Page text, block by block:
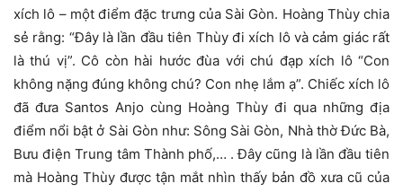
xích lô – một điểm đặc trưng của Sài Gòn. Hoàng Thùy chia
sẻ rằng: “Đây là lần đầu tiên Thùy đi xích lô và cảm giác rất
là thú vị”. Cô còn hài hước đùa với chú đạp xích lô “Con
không nặng đúng không chú? Con nhẹ lắm ạ”. Chiếc xích lô
đã đưa Santos Anjo cùng Hoàng Thùy đi qua những địa
điểm nổi bật ở Sài Gòn như: Sông Sài Gòn, Nhà thờ Đức Bà,
Bưu điện Trung tâm Thành phố,… . Đây cũng là lần đầu tiên
mà Hoàng Thùy được tận mắt nhìn thấy bản đồ xưa cũ của